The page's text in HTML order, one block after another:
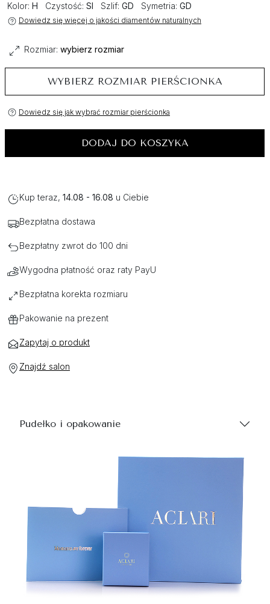
Kolor: H Czystość: SI Szlif: GD Symetria: GD
Dowiedz się więcej o jakości diamentów naturalnych
Rozmiar: wybierz rozmiar
WYBIERZ ROZMIAR PIERŚCIONKA
Dowiedz się jak wybrać rozmiar pierścionka
DODAJ DO KOSZYKA
Kup teraz, 14.08 - 16.08 u Ciebie
Bezpłatna dostawa
Bezpłatny zwrot do 100 dni
Wygodna płatność oraz raty PayU
Bezpłatna korekta rozmiaru
Pakowanie na prezent
Zapytaj o produkt
Znajdź salon
Pudełko i opakowanie